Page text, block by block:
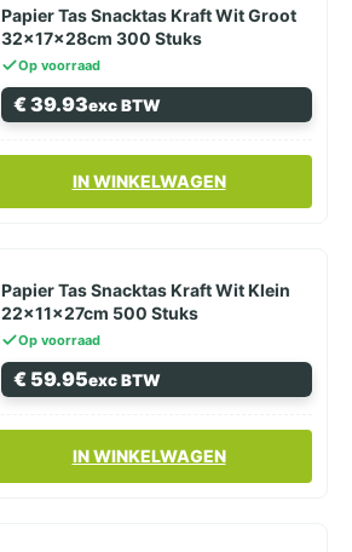
Papier Tas Snacktas Kraft Wit Groot
32x17x28cm 300 Stuks
Op voorraad
€39.93exc BTW
IN WINKELWAGEN
Papier Tas Snacktas Kraft Wit Klein
22x11x27cm 500 Stuks
Op voorraad
€ 59.95exc BTW
IN WINKELWAGEN